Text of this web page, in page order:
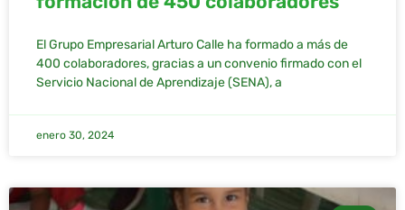
El Grupo Empresarial Arturo Calle ha formado a más de
400 colaboradores, gracias a un convenio firmado con el
Servicio Nacional de Aprendizaje (SENA), a
enero 30, 2024